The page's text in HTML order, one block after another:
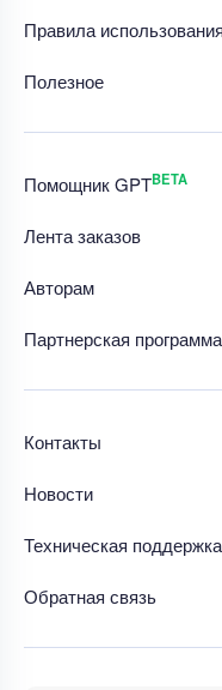
Правила
Полезное
Помощник GPTBETA
Лента заказов
Авторам
Партнерская программа
Контакты
Новости
Техническая поддержка
Обратная связь